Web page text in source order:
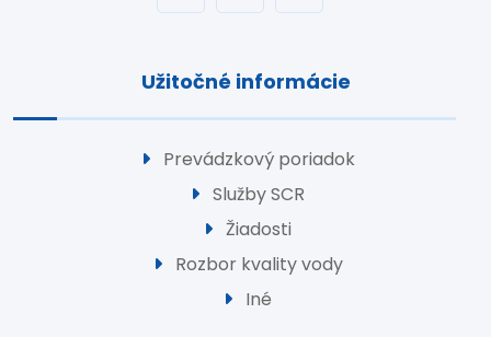
Užitočné informácie
Prevádzkový poriadok
Služby SCR
Žiadosti
Rozbor kvality vody
Iné